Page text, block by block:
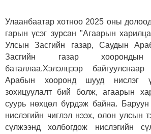
Улаанбаатар хотноо 2025 оны
гарын үсэг зурсан "Агаарын
Улсын Засгийн газар, Саудын
Засгийн газар хоорондын
баталлаа.Хэлэлцээр
Арабын хооронд шууд нислэг
зохицуулалт бий болж, агаарын
суурь нөхцөл бүрдэж байна.
нислэгийн чиглэл нээх, олон улсын
сүлжээнд холбогдож нислэгийн